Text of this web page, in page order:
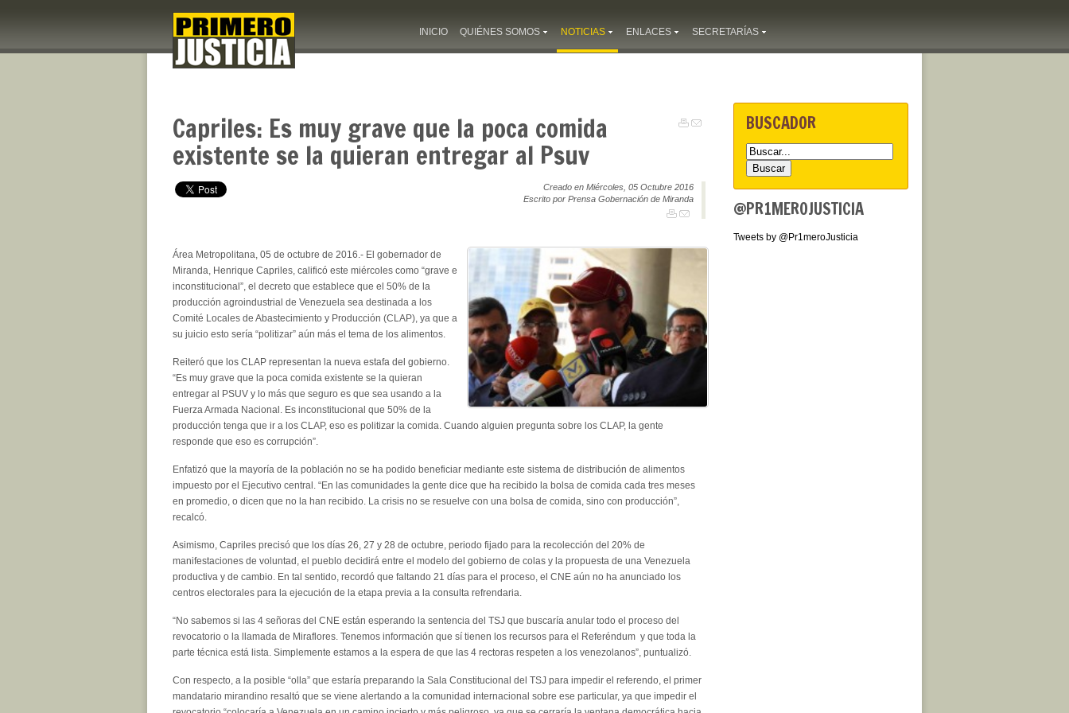
INICIO QUIÉNES SOMOS NOTICIAS ENLACES SECRETARÍAS
Capriles: Es muy grave que la poca comida
existente se la quieran entregar al Psuv
Creado en Miércoles, 05 Octubre 2016
Escrito por Prensa Gobernación de Miranda
Área Metropolitana, 05 de octubre de 2016.- El gobernador de
Miranda, Henrique Capriles, calificó este miércoles como “grave e
inconstitucional”, el decreto que establece que el 50% de la
producción agroindustrial de Venezuela sea destinada a los
Comité Locales de Abastecimiento y Producción (CLAP), ya que a
su juicio esto sería “politizar” aún más el tema de los alimentos.
Reiteró que los CLAP representan la nueva estafa del gobierno.
“Es muy grave que la poca comida existente se la quieran
entregar al PSUV y lo más que seguro es que sea usando a la
Fuerza Armada Nacional. Es inconstitucional que 50% de la
producción tenga que ir a los CLAP, eso es politizar la comida. Cuando alguien pregunta sobre los CLAP, la gente
responde que eso es corrupción”.
Enfatizó que la mayoría de la población no se ha podido beneficiar mediante este sistema de distribución de alimentos
impuesto por el Ejecutivo central. “En las comunidades la gente dice que ha recibido la bolsa de comida cada tres meses
en promedio, o dicen que no la han recibido. La crisis no se resuelve con una bolsa de comida, sino con producción”,
recalcó.
Asimismo, Capriles precisó que los días 26, 27 y 28 de octubre, periodo fijado para la recolección del 20% de
manifestaciones de voluntad, el pueblo decidirá entre el modelo del gobierno de colas y la propuesta de una Venezuela
productiva y de cambio. En tal sentido, recordó que faltando 21 días para el proceso, el CNE aún no ha anunciado los
centros electorales para la ejecución de la etapa previa a la consulta refrendaria.
“No sabemos si las 4 señoras del CNE están esperando la sentencia del TSJ que buscaría anular todo el proceso del
revocatorio o la llamada de Miraflores. Tenemos información que sí tienen los recursos para el Referéndum y que toda la
parte técnica está lista. Simplemente estamos a la espera de que las 4 rectoras respeten a los venezolanos”, puntualizó.
Con respecto, a la posible “olla” que estaría preparando la Sala Constitucional del TSJ para impedir el referendo, el primer
mandatario mirandino resaltó que se viene alertando a la comunidad internacional sobre ese particular, ya que impedir el
BUSCADOR
@PR1MEROJUSTICIA
Tweets by @Pr1meroJusticia